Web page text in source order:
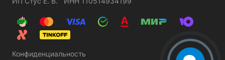
Конфиденциальность